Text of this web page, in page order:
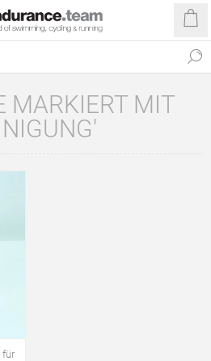
MARKIERT MIT
für